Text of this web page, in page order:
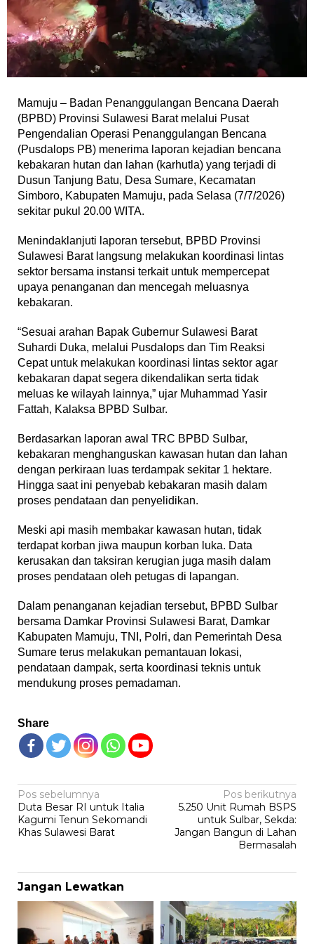
Mamuju – Badan Penanggulangan Bencana Daerah
(BPBD) Provinsi Sulawesi Barat melalui Pusat
Pengendalian Operasi Penanggulangan Bencana
(Pusdalops PB) menerima laporan kejadian bencana
kebakaran hutan dan lahan (karhutla) yang terjadi di
Dusun Tanjung Batu, Desa Sumare, Kecamatan
Simboro, Kabupaten Mamuju, pada Selasa (7/7/2026)
sekitar pukul 20.00 WITA.
Menindaklanjuti laporan tersebut, BPBD Provinsi
Sulawesi Barat langsung melakukan koordinasi lintas
sektor bersama instansi terkait untuk mempercepat
upaya penanganan dan mencegah meluasnya
kebakaran.
“Sesuai arahan Bapak Gubernur Sulawesi Barat
Suhardi Duka, melalui Pusdalops dan Tim Reaksi
Cepat untuk melakukan koordinasi lintas sektor agar
kebakaran dapat segera dikendalikan serta tidak
meluas ke wilayah lainnya,” ujar Muhammad Yasir
Fattah, Kalaksa BPBD Sulbar.
Berdasarkan laporan awal TRC BPBD Sulbar,
kebakaran menghanguskan kawasan hutan dan lahan
dengan perkiraan luas terdampak sekitar 1 hektare.
Hingga saat ini penyebab kebakaran masih dalam
proses pendataan dan penyelidikan.
Meski api masih membakar kawasan hutan, tidak
terdapat korban jiwa maupun korban luka. Data
kerusakan dan taksiran kerugian juga masih dalam
proses pendataan oleh petugas di lapangan.
Dalam penanganan kejadian tersebut, BPBD Sulbar
bersama Damkar Provinsi Sulawesi Barat, Damkar
Kabupaten Mamuju, TNI, Polri, dan Pemerintah Desa
Sumare terus melakukan pemantauan lokasi,
pendataan dampak, serta koordinasi teknis untuk
mendukung proses pemadaman.
Share
Navigasi
pos
Pos sebelumnya
Duta Besar RI untuk Italia
Kagumi Tenun Sekomandi
Khas Sulawesi Barat
Pos berikutnya
5.250 Unit Rumah BSPS
untuk Sulbar, Sekda:
Jangan Bangun di Lahan
Bermasalah
Jangan Lewatkan